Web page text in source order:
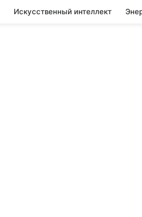
Искусственный интеллект